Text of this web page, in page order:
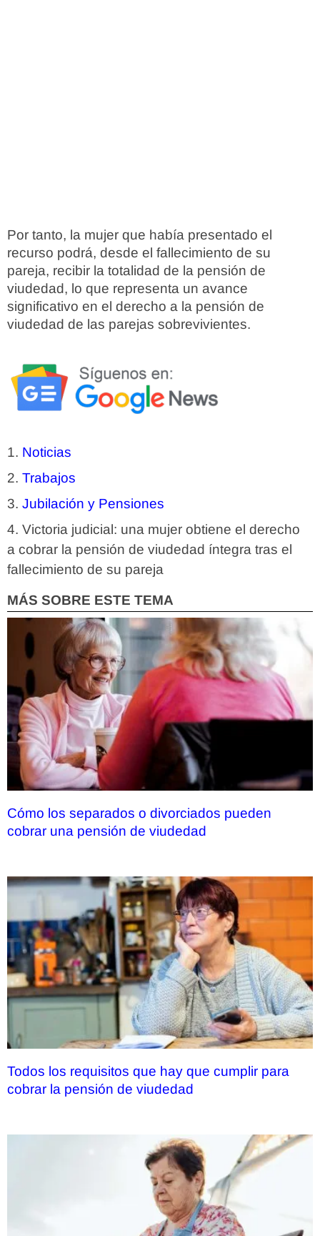
Por tanto, la mujer que había presentado el
recurso podrá, desde el fallecimiento de su
pareja, recibir la totalidad de la pensión de
viudedad, lo que representa un avance
significativo en el derecho a la pensión de
viudedad de las parejas sobrevivientes.
Noticias
Trabajos
Jubilación y Pensiones
Victoria judicial: una mujer obtiene el derecho
a cobrar la pensión de viudedad íntegra tras el
fallecimiento de su pareja
MÁS SOBRE ESTE TEMA
Cómo los separados o divorciados pueden
cobrar una pensión de viudedad
Todos los requisitos que hay que cumplir para
cobrar la pensión de viudedad